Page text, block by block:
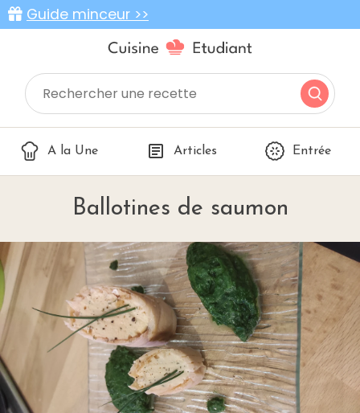
Guide minceur >>
A la Une Articles Entrée
Ballotines de saumon